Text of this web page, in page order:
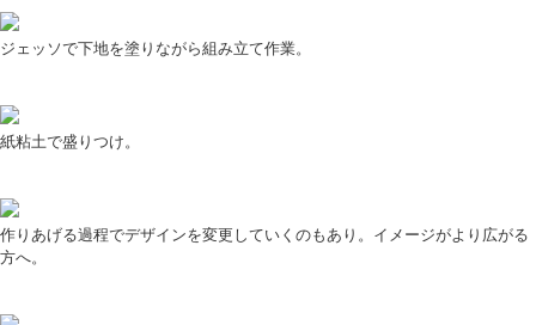
ジェッソで下地を塗りながら組み立て作業。
紙粘土で盛りつけ。
作りあげる過程でデザインを変更していくのもあり。イメージがより広がる
方へ。